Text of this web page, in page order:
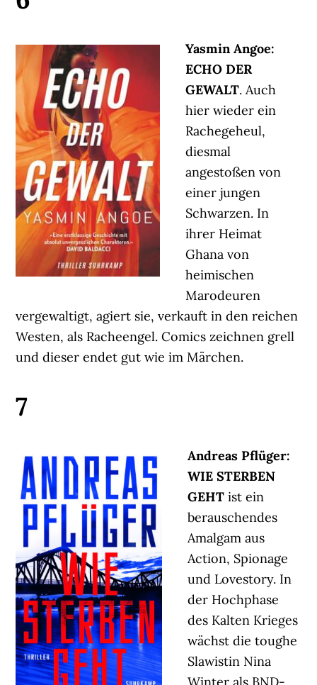
Yasmin Angoe:
ECHO DER
GEWALT. Auch
hier wieder ein
Rachegeheul,
diesmal
angestoßen von
einer jungen
Schwarzen. In
ihrer Heimat
Ghana von
heimischen
Marodeuren
vergewaltigt, agiert sie, verkauft in den reichen
Westen, als Racheengel. Comics zeichnen grell
und dieser endet gut wie im Märchen.
7
Andreas Pflüger:
WIE STERBEN
GEHT ist ein
berauschendes
Amalgam aus
Action, Spionage
und Lovestory. In
der Hochphase
des Kalten Krieges
wächst die toughe
Slawistin Nina
Winter als BND-